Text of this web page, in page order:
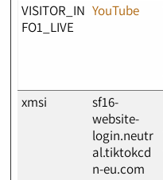
VISITOR_IN
FO1_LIVE
YouTube
xmsi
sf16-
website-
login.neutr
al.tiktokcd
n-eu.com